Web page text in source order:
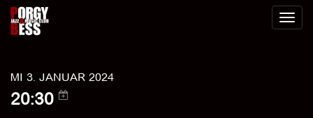
Toggle
MI 3. JANUAR 2024
20:30